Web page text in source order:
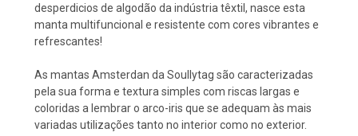
desperdicios de algodão da indústria têxtil, nasce esta
manta multifuncional e resistente com cores vibrantes e
refrescantes!
As mantas Amsterdan da Soullytag são caracterizadas
pela sua forma e textura simples com riscas largas e
coloridas a lembrar o arco-iris que se adequam às mais
variadas utilizações tanto no interior como no exterior.